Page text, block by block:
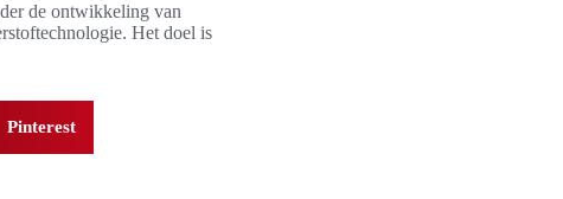
de ontwikkeling van
Het doel is
Pinterest